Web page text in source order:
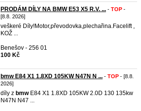
PRODÁM DÍLY NA BMW E53 X5 R.V. ... - TOP -
[8.8. 2026]
veškeré Díly!Motor,převodovka,plechařina.Facelift ,
KOŽ ...
Benešov - 256 01
100 Kč
bmw E84 X1 1.8XD 105KW N47N N ... - TOP - [8.8.
2026]
díly z bmwE84 X1 1.8XD 105KW 2.0D 130 135kw
N47N N47 ...